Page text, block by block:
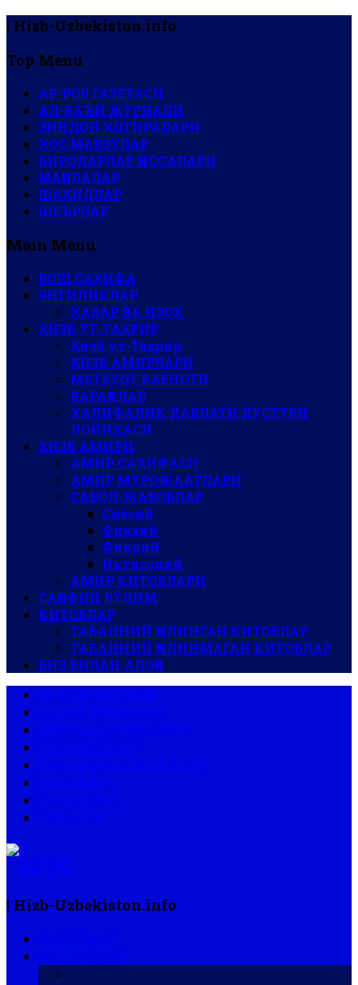
| Hizb-Uzbekiston.info
Top Menu
АР-РОЯ ГАЗЕТАСИ
АЛ-ВАЪЙ ЖУРНАЛИ
ЗИНДОН ХОТИРАЛАРИ
ХОС МАВЗУЛАР
БИРОДАРЛАР ҚИССАЛАРИ
МАҚОЛАЛАР
ШАҲИДЛАР
ШЕЪРЛАР
Main Menu
БОШ САҲИФА
ЯНГИЛИКЛАР
ХАБАР ВА ИЗОҲ
ҲИЗБ УТ-ТАҲРИР
Ҳизб ут-Таҳрир
ҲИЗБ АМИРЛАРИ
МАТБУОТ БАЁНОТИ
ВАРАҚАЛАР
ХАЛИФАЛИК ДАВЛАТИ ДУСТУРИ
ЛОЙИҲАСИ
ҲИЗБ АМИРИ
АМИР САҲИФАСИ
АМИР МУРОЖААТЛАРИ
САВОЛ-ЖАВОБЛАР
Сиёсий
Фиқҳий
Фикрий
Иқтисодий
АМИР КИТОБЛАРИ
САҚОФИЙ БЎЛИМ
КИТОБЛАР
ТАБАННИЙ ҚИЛИНГАН КИТОБЛАР
ТАБАННИЙ ҚИЛИНМАГАН КИТОБЛАР
БИЗ БИЛАН АЛОҚА
| Hizb-Uzbekiston.info